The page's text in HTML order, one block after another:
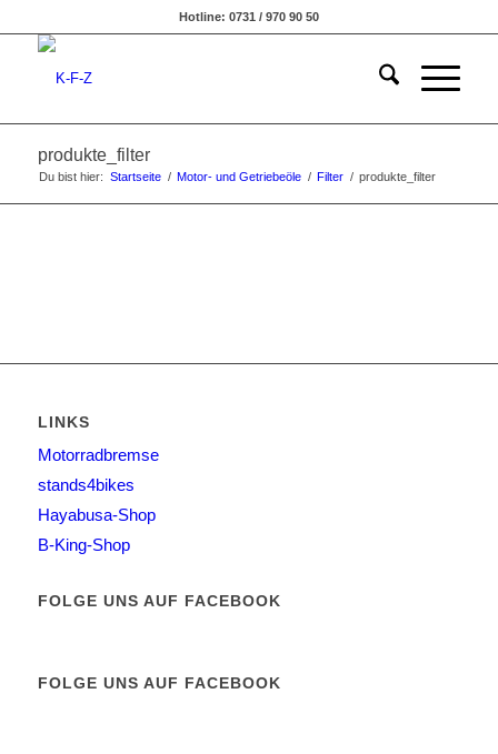
Hotline: 0731 / 970 90 50
produkte_filter
Du bist hier: Startseite / Motor- und Getriebeöle / Filter / produkte_filter
LINKS
Motorradbremse
stands4bikes
Hayabusa-Shop
B-King-Shop
FOLGE UNS AUF FACEBOOK
FOLGE UNS AUF FACEBOOK